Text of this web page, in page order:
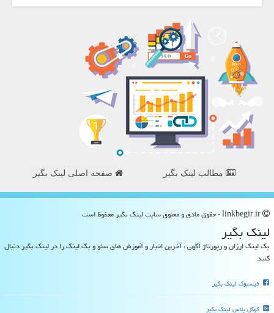
مطالب لینک بگیر صفحه اصلی لینک بگیر
لینك بگیر
بک لینک ارزان و رپورتاژ آگهی ، آخرین اخبار و آموزش های سئو و بک لینک را در لینک بگیر دنبال
کنید
فیسبوک لینک بگیر
گوگل پلاس لینک بگیر